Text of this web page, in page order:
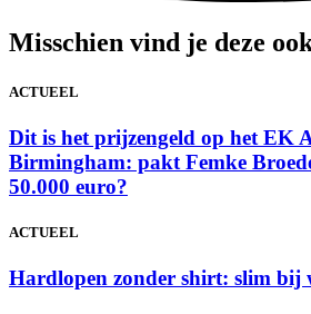
Misschien vind je deze
ACTUEEL
Dit is het prijzengeld op het EK
Birmingham: pakt Femke
50.000 euro?
ACTUEEL
Hardlopen zonder shirt: slim bij